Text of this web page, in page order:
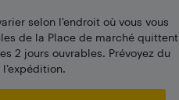
selon l'endroit où vous vous
de la Place de marché quittent
2 jours ouvrables. Prévoyez du